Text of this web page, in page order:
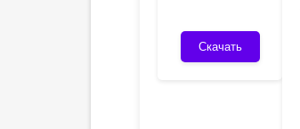
Скачать